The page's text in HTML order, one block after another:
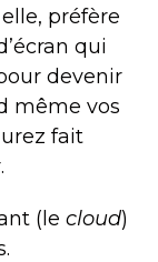
préfère
qui
devenir
même vos
fait
(le cloud)